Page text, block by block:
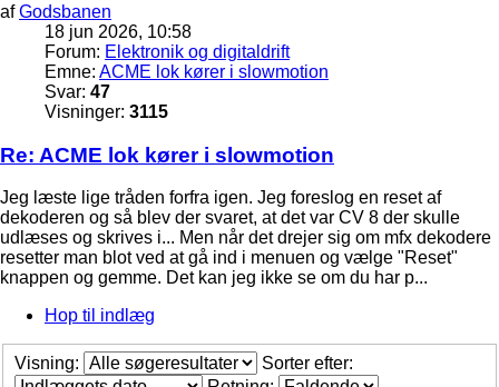
afGodsbanen
18 jun 2026, 10:58
Forum: Elektronik og digitaldrift
Emne: ACME lok kører i slowmotion
Svar: 47
Visninger: 3115
Re: ACME lok kører i slowmotion
Jeg læste lige tråden forfra igen. Jeg foreslog en reset af
dekoderen og så blev der svaret, at det var CV 8 der skulle
udlæses og skrives i... Men når det drejer sig om mfx dekodere
resetter man blot ved at gå ind i menuen og vælge "Reset"
knappen og gemme. Det kan jeg ikke se om du har p...
Hop til indlæg
Visning:
Sorter efter: